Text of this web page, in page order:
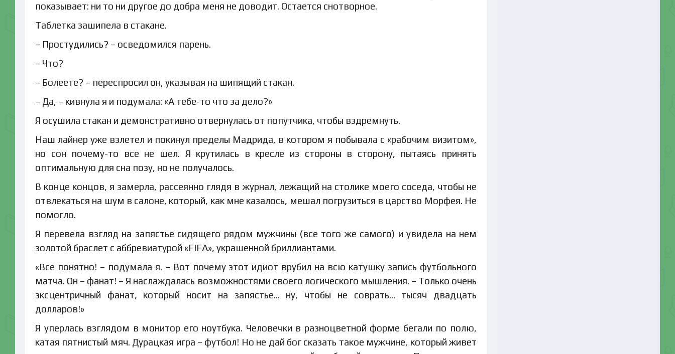
показывает: ни то ни другое до добра меня не доводит. Остается снотворное.
Таблетка зашипела в стакане.
– Простудились? – осведомился парень.
– Что?
– Болеете? – переспросил он, указывая на шипящий стакан.
– Да, – кивнула я и подумала: «А тебе-то что за дело?»
Я осушила стакан и демонстративно отвернулась от попутчика, чтобы вздремнуть.
Наш лайнер уже взлетел и покинул пределы Мадрида, в котором я побывала с «рабочим визитом»,
но сон почему-то все не шел. Я крутилась в кресле из стороны в сторону, пытаясь принять
оптимальную для сна позу, но не получалось.
В конце концов, я замерла, рассеянно глядя в журнал, лежащий на столике моего соседа, чтобы не
отвлекаться на шум в салоне, который, как мне казалось, мешал погрузиться в царство Морфея. Не
помогло.
Я перевела взгляд на запястье сидящего рядом мужчины (все того же самого) и увидела на нем
золотой браслет с аббревиатурой «FIFA», украшенной бриллиантами.
«Все понятно! – подумала я. – Вот почему этот идиот врубил на всю катушку запись футбольного
матча. Он – фанат! – Я наслаждалась возможностями своего логического мышления. – Только очень
эксцентричный фанат, который носит на запястье… ну, чтобы не соврать… тысяч двадцать
долларов!»
Я уперлась взглядом в монитор его ноутбука. Человечки в разноцветной форме бегали по полю,
катая пятнистый мяч. Дурацкая игра – футбол! Но не дай бог сказать такое мужчине, который живет